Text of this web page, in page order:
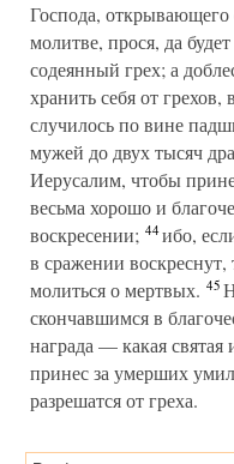
Господа, открывающего
молитве, прося, да
содеянный грех; а
хранить себя от
случилось по вине
мужей до двух тысяч
Иерусалим, чтобы
весьма хорошо и
воскресении; 44ибо,
в сражении
молиться о мертвых. 45
скончавшимся в
награда — какая
принес за умерших
разрешатся от греха.